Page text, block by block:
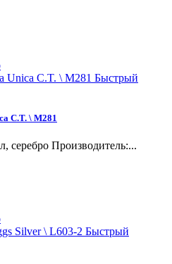
Быстрый
C.T. \ M281
серебро Производитель:...
Быстрый